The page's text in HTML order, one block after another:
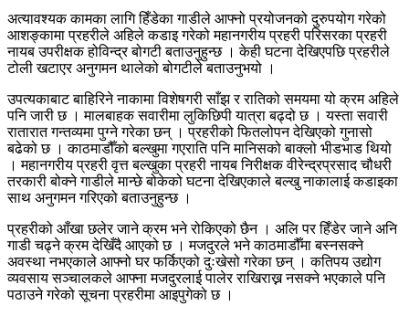
अत्यावश्यक कामका लागि हिँडेका गाडीले आफ्नो प्रयोजनको दुरुपयोग गरेको
आशङ्कामा प्रहरीले अहिले कडाइ गरेको महानगरीय प्रहरी परिसरका प्रहरी
नायब उपरीक्षक होविन्द्र बोगटी बताउनुहुन्छ । केही घटना देखिएपछि प्रहरीले
टोली खटाएर अनुगमन थालेको बोगटीले बताउनुभयो ।
उपत्यकाबाट बाहिरिने नाकामा विशेषगरी साँझ र रातिको समयमा यो क्रम अहिले
पनि जारी छ । मालबाहक सवारीमा लुकिछिपी यात्रा बढ्दो छ । यस्ता सवारी
रातारात गन्तव्यमा पुग्ने गरेका छन् । प्रहरीको फितलोपन देखिएको गुनासो
बढेको छ । काठमाडौँको बल्खुमा गएराति पनि मानिसको बाक्लो भीडभाड थियो
। महानगरीय प्रहरी वृत्त बल्खुका प्रहरी नायब निरीक्षक वीरेन्द्रप्रसाद चौधरी
तरकारी बोक्ने गाडीले मान्छे बोकेको घटना देखिएकाले बल्खु नाकालाई कडाइका
साथ अनुगमन गरिएको बताउनुहुन्छ ।
प्रहरीको आँखा छलेर जाने क्रम भने रोकिएको छैन । अलि पर हिँडेर जाने अनि
गाडी चढ्ने क्रम देखिँदै आएको छ । मजदुरले भने काठमाडौँमा बस्नसक्ने
अवस्था नभएकाले आफ्नो घर फर्किएको दुःखेसो गरेका छन् । कतिपय उद्योग
व्यवसाय सञ्चालकले आफ्ना मजदुरलाई पालेर राखिराख्न नसक्ने भएकाले पनि
पठाउने गरेको सूचना प्रहरीमा आइपुगेको छ ।